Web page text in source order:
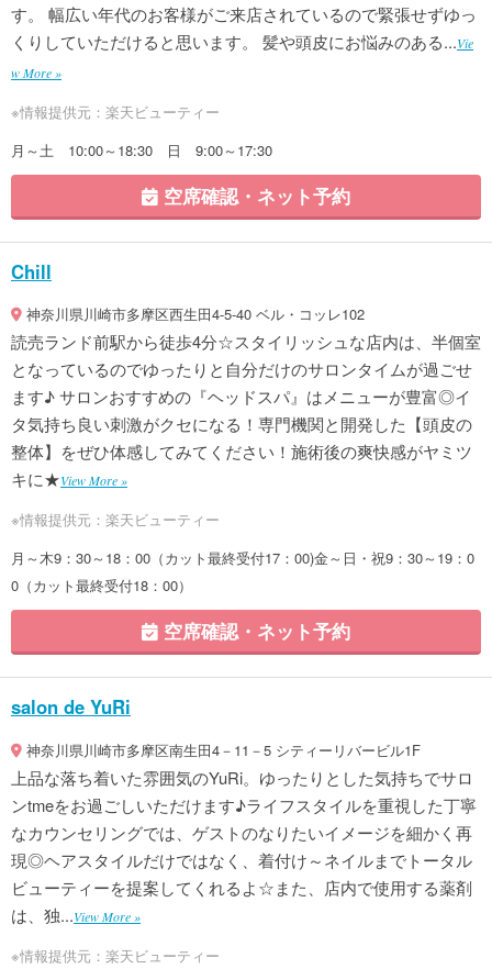
す。 幅広い年代のお客様がご来店されているので緊張せずゆっ
くりしていただけると思います。 髪や頭皮にお悩みのある...Vie
w More »
※情報提供元：楽天ビューティー
月～土 10:00～18:30 日 9:00～17:30
空席確認・ネット予約
Chill
神奈川県川崎市多摩区西生田4-5-40 ベル・コッレ102
読売ランド前駅から徒歩4分☆スタイリッシュな店内は、半個室
となっているのでゆったりと自分だけのサロンタイムが過ごせ
ます♪ サロンおすすめの『ヘッドスパ』はメニューが豊富◎イ
タ気持ち良い刺激がクセになる！専門機関と開発した【頭皮の
整体】をぜひ体感してみてください！施術後の爽快感がヤミツ
キに★View More »
※情報提供元：楽天ビューティー
月～木9：30～18：00（カット最終受付17：00)金～日・祝9：30～19：0
0（カット最終受付18：00）
空席確認・ネット予約
salon de YuRi
神奈川県川崎市多摩区南生田4－11－5 シティーリバービル1F
上品な落ち着いた雰囲気のYuRi。ゆったりとした気持ちでサロ
ンtmeをお過ごしいただけます♪ライフスタイルを重視した丁寧
なカウンセリングでは、ゲストのなりたいイメージを細かく再
現◎ヘアスタイルだけではなく、着付け～ネイルまでトータル
ビューティーを提案してくれるよ☆また、店内で使用する薬剤
は、独...View More »
※情報提供元：楽天ビューティー